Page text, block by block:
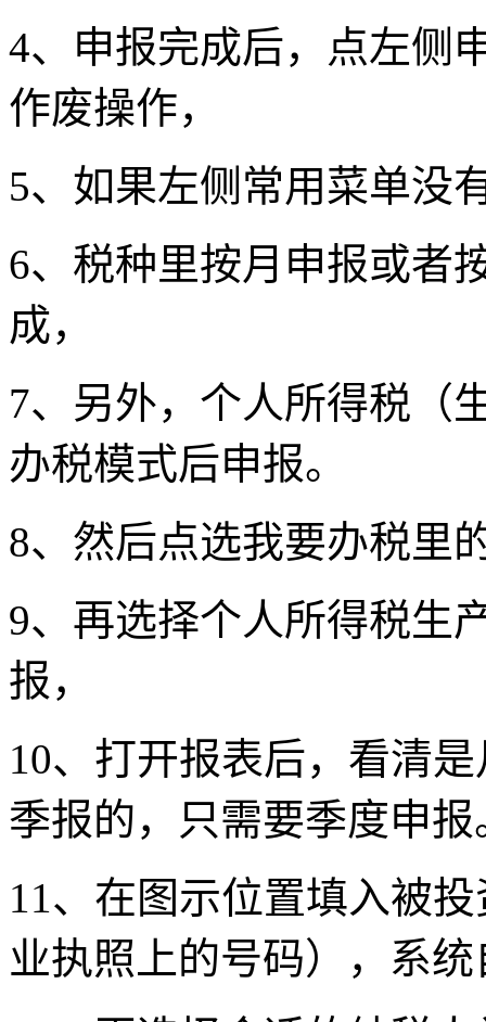
4、申报完成后，点左侧
作废操作，
5、如果左侧常用菜单没
6、税种里按月申报或者
成，
7、另外，个人所得税（
办税模式后申报。
8、然后点选我要办税里
9、再选择个人所得税生
报，
10、打开报表后，看清
季报的，只需要季度申报
11、在图示位置填入被
业执照上的号码），系